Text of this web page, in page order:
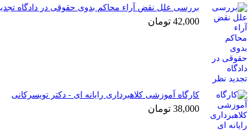
بررسی علل نقض آراء محاکم بدوی حقوقی در دادگاه
42,000 تومان
کارگاه آموزشی کلاهبرداری رایانه ای - دکتر تویسرکانی
38,000 تومان